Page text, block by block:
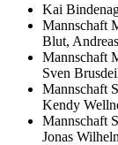
Kai
Mannschaft
Blut,
Mannschaft
Sven
Mannschaft
Kendy
Mannschaft
Jonas